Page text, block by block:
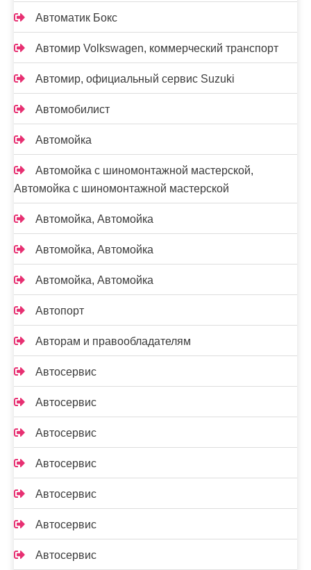
Автоматик Бокс
Автомир Volkswagen, коммерческий транспорт
Автомир, официальный сервис Suzuki
Автомобилист
Автомойка
Автомойка с шиномонтажной мастерской,
Автомойка с шиномонтажной мастерской
Автомойка, Автомойка
Автомойка, Автомойка
Автомойка, Автомойка
Автопорт
Авторам и правообладателям
Автосервис
Автосервис
Автосервис
Автосервис
Автосервис
Автосервис
Автосервис